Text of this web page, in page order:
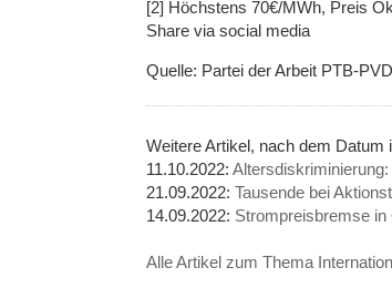
[2] Höchstens 70€/MWh, Preis
Share via social media
Quelle: Partei der Arbeit PTB-
Weitere Artikel, nach dem
11.10.2022:
21.09.2022: Tausende bei
14.09.2022: Strompreisbremse
Alle Artikel zum Thema